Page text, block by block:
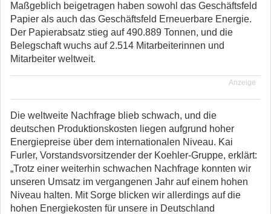
Maßgeblich beigetragen haben sowohl das Geschäftsfeld
Papier als auch das Geschäftsfeld Erneuerbare Energie.
Der Papierabsatz stieg auf 490.889 Tonnen, und die
Belegschaft wuchs auf 2.514 Mitarbeiterinnen und
Mitarbeiter weltweit.
Anzeige
Die weltweite Nachfrage blieb schwach, und die
deutschen Produktionskosten liegen aufgrund hoher
Energiepreise über dem internationalen Niveau. Kai
Furler, Vorstandsvorsitzender der Koehler-Gruppe, erklärt:
„Trotz einer weiterhin schwachen Nachfrage konnten wir
unseren Umsatz im vergangenen Jahr auf einem hohen
Niveau halten. Mit Sorge blicken wir allerdings auf die
hohen Energiekosten für unsere in Deutschland